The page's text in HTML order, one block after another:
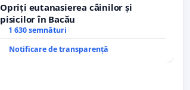
Opriți eutanasierea câinilor și
pisicilor în Bacău
1 630 semnături
Notificare de transparență